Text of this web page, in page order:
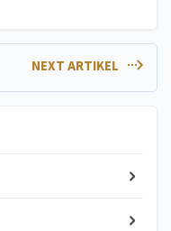
NEXT ARTIKEL